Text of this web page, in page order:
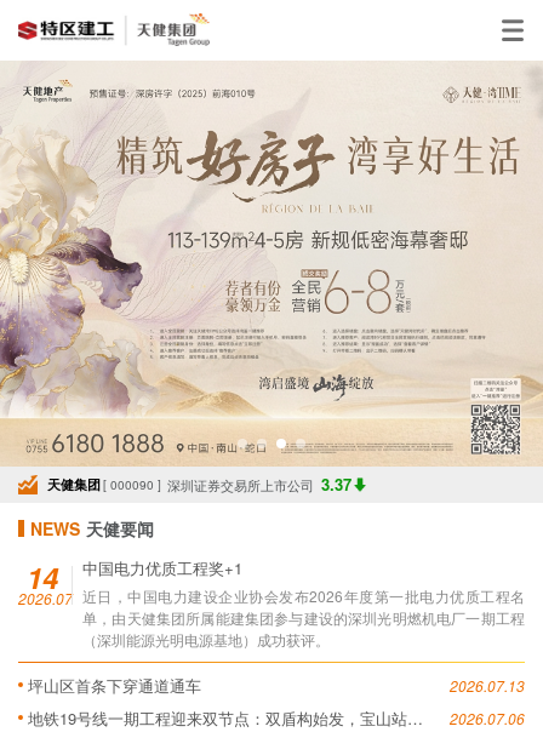
天健集团[ 000090 ] 深圳证券交易所上市公司 3.37
NEWS 天健要闻
14
2026.07
中国电力优质工程奖+1
近日，中国电力建设企业协会发布2026年度第一批电力优质工程名
单，由天健集团所属能建集团参与建设的深圳光明燃机电厂一期工程
（深圳能源光明电源基地）成功获评。
坪山区首条下穿通道通车 2026.07.13
地铁19号线一期工程迎来双节点：双盾构始发，宝山站封
2026.07.06